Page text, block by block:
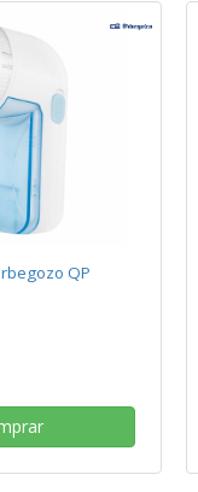
QP